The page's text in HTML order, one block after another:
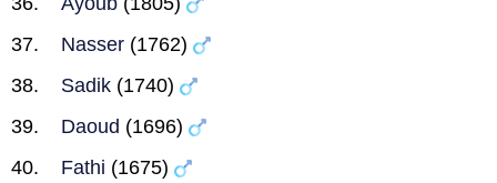
Nasser (1762)
Sadik (1740)
Daoud (1696)
Fathi (1675)